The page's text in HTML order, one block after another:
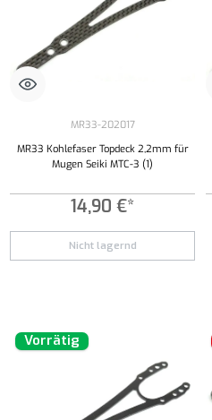
MR33-202017
MR33 Kohlefaser Topdeck 2,2mm für
Mugen Seiki MTC-3 (1)
14,90 €*
Nicht lagernd
Vorrätig